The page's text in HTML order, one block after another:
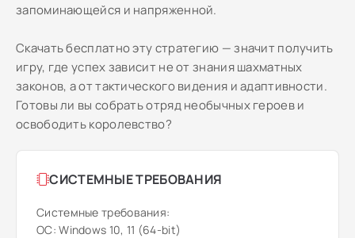
запоминающейся и напряженной.
Скачать бесплатно эту стратегию — значит получить
игру, где успех зависит не от знания шахматных
законов, а от тактического видения и адаптивности.
Готовы ли вы собрать отряд необычных героев и
освободить королевство?
СИСТЕМНЫЕ ТРЕБОВАНИЯ
Системные требования:
ОС: Windows 10, 11 (64-bit)